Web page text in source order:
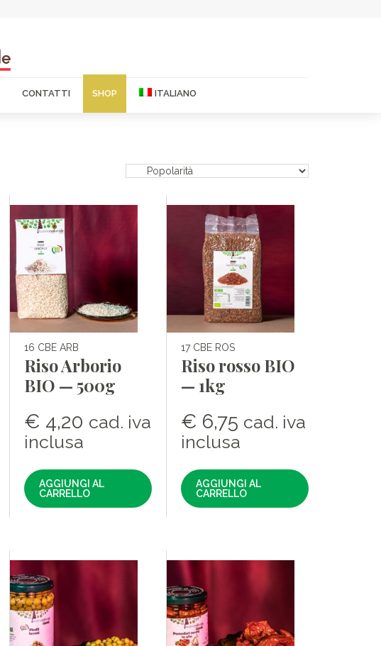
CONTATTI SHOP ITALIANO
Francese
16 CBE ARB
Riso Arborio
BIO — 500g
€ 4,20 cad. iva
inclusa
AGGIUNGI AL
CARRELLO
17 CBE ROS
Riso rosso BIO
— 1kg
€ 6,75 cad. iva
inclusa
AGGIUNGI AL
CARRELLO